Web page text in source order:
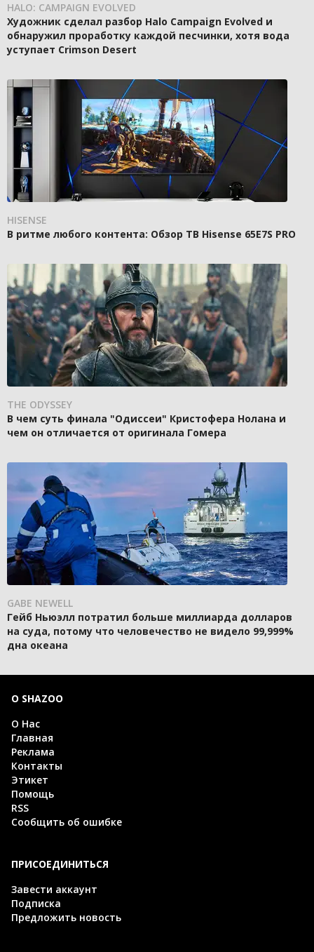
HALO: CAMPAIGN EVOLVED
Художник сделал разбор Halo Campaign Evolved и
обнаружил проработку каждой песчинки, хотя вода
уступает Crimson Desert
HISENSE
В ритме любого контента: Обзор ТВ Hisense 65E7S PRO
THE ODYSSEY
В чем суть финала "Одиссеи" Кристофера Нолана и
чем он отличается от оригинала Гомера
GABE NEWELL
Гейб Ньюэлл потратил больше миллиарда долларов
на суда, потому что человечество не видело 99,999%
дна океана
О SHAZOO
О Нас
Главная
Реклама
Контакты
Этикет
Помощь
RSS
Сообщить об ошибке
ПРИСОЕДИНИТЬСЯ
Завести аккаунт
Подписка
Предложить новость